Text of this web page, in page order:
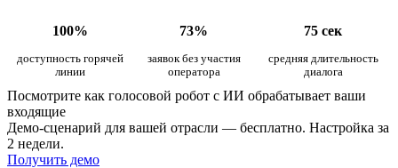
100% 73% 75 сек
доступность горячей
линии
заявок без участия
оператора
средняя длительность
диалога
Посмотрите как голосовой робот с ИИ обрабатывает ваши
входящие
Демо-сценарий для вашей отрасли — бесплатно. Настройка за
2 недели.
Получить демо